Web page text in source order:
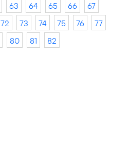
63 64 65 66
67
72 73 74 75 76
77
80 81 82